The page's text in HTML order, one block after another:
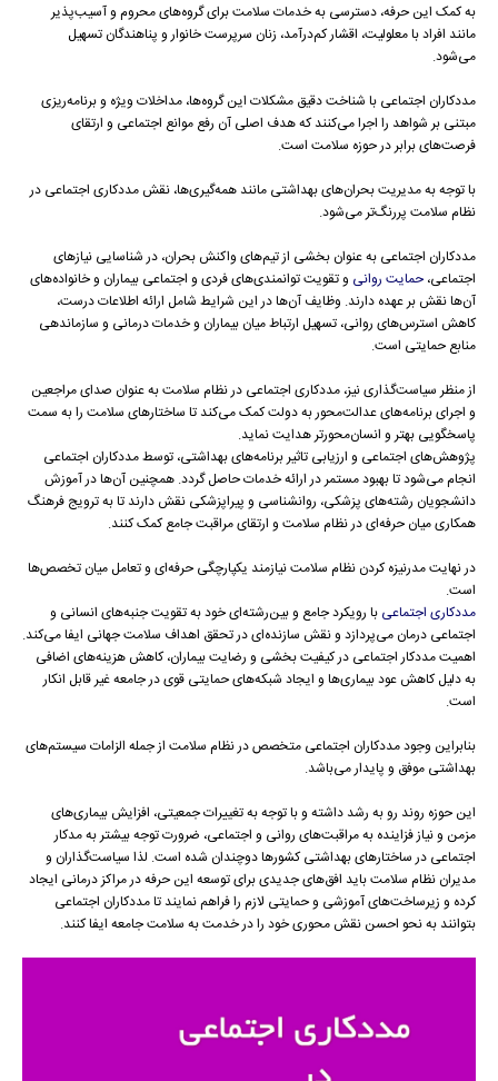
به کمک این حرفه، دسترسی به خدمات سلامت برای گروه‌های محروم و آسیب‌پذیر
مانند افراد با معلولیت، اقشار کم‌درآمد، زنان سرپرست خانوار و پناهندگان تسهیل
می‌شود.
مددکاران اجتماعی با شناخت دقیق مشکلات این گروه‌ها، مداخلات ویژه و برنامه‌ریزی
مبتنی بر شواهد را اجرا می‌کنند که هدف اصلی آن رفع موانع اجتماعی و ارتقای
فرصت‌های برابر در حوزه سلامت است.
با توجه به مدیریت بحران‌های بهداشتی مانند همه‌گیری‌ها، نقش مددکاری اجتماعی در
نظام سلامت پررنگ‌تر می‌شود.
مددکاران اجتماعی به عنوان بخشی از تیم‌های واکنش بحران، در شناسایی نیازهای
اجتماعی، حمایت روانی و تقویت توانمندی‌های فردی و اجتماعی بیماران و خانواده‌های
آن‌ها نقش بر عهده دارند. وظایف آن‌ها در این شرایط شامل ارائه اطلاعات درست،
کاهش استرس‌های روانی، تسهیل ارتباط میان بیماران و خدمات درمانی و سازماندهی
منابع حمایتی است.
از منظر سیاست‌گذاری نیز، مددکاری اجتماعی در نظام سلامت به عنوان صدای مراجعین
و اجرای برنامه‌های عدالت‌محور به دولت کمک می‌کند تا ساختارهای سلامت را به سمت
پاسخگویی بهتر و انسان‌محورتر هدایت نماید.
پژوهش‌های اجتماعی و ارزیابی تاثیر برنامه‌های بهداشتی، توسط مددکاران اجتماعی
انجام می‌شود تا بهبود مستمر در ارائه خدمات حاصل گردد. همچنین آن‌ها در آموزش
دانشجویان رشته‌های پزشکی، روانشناسی و پیراپزشکی نقش دارند تا به ترویج فرهنگ
همکاری میان حرفه‌ای در نظام سلامت و ارتقای مراقبت جامع کمک کنند.
در نهایت مدرنیزه کردن نظام سلامت نیازمند یکپارچگی حرفه‌ای و تعامل میان تخصص‌ها
است.
مددکاری اجتماعی با رویکرد جامع و بین‌رشته‌ای خود به تقویت جنبه‌های انسانی و
اجتماعی درمان می‌پردازد و نقش سازنده‌ای در تحقق اهداف سلامت جهانی ایفا می‌کند.
اهمیت مددکار اجتماعی در کیفیت بخشی و رضایت بیماران، کاهش هزینه‌های اضافی
به دلیل کاهش عود بیماری‌ها و ایجاد شبکه‌های حمایتی قوی در جامعه غیر قابل انکار
است.
بنابراین وجود مددکاران اجتماعی متخصص در نظام سلامت از جمله الزامات سیستم‌های
بهداشتی موفق و پایدار می‌باشد.
این حوزه روند رو به رشد داشته و با توجه به تغییرات جمعیتی، افزایش بیماری‌های
مزمن و نیاز فزاینده به مراقبت‌های روانی و اجتماعی، ضرورت توجه بیشتر به مدکار
اجتماعی در ساختارهای بهداشتی کشورها دوچندان شده است. لذا سیاست‌گذاران و
مدیران نظام سلامت باید افق‌های جدیدی برای توسعه این حرفه در مراکز درمانی ایجاد
کرده و زیرساخت‌های آموزشی و حمایتی لازم را فراهم نمایند تا مددکاران اجتماعی
بتوانند به نحو احسن نقش محوری خود را در خدمت به سلامت جامعه ایفا کنند.